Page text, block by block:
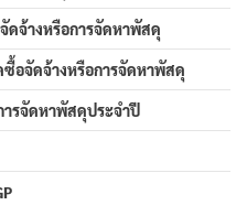
ดจ้างหรือการจัดหาพัสดุ
อจัดจ้างหรือการจัดหาพัสดุ
ารจัดหาพัสดุประจำปี